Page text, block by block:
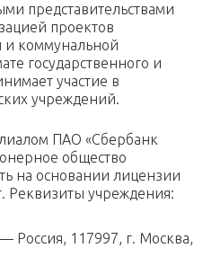
представительствами
проектов
коммунальной
государственного и
участие в
учреждений.
ПАО «Сбербанк
общество
на основании лицензии
Реквизиты учреждения:
Россия, 117997, г. Москва,